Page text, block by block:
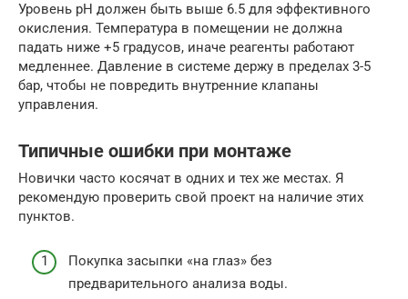
Уровень pH должен быть выше 6.5 для эффективного
окисления. Температура в помещении не должна
падать ниже +5 градусов, иначе реагенты работают
медленнее. Давление в системе держу в пределах 3-5
бар, чтобы не повредить внутренние клапаны
управления.
Типичные ошибки при монтаже
Новички часто косячат в одних и тех же местах. Я
рекомендую проверить свой проект на наличие этих
пунктов.
Покупка засыпки «на глаз» без
предварительного анализа воды.